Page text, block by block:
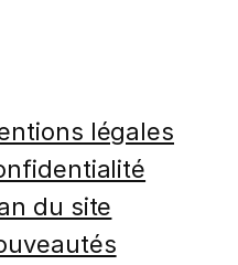
légales
du site